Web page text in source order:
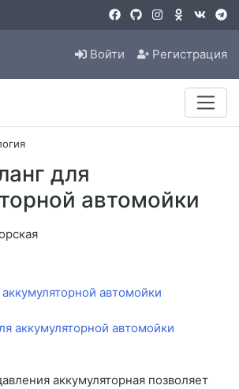
Войти Регистрация
для
автомойки
автомойки
аккумуляторная позволяет